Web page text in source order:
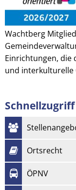
Wachtberg
Einrichtungen, die
und interkulturelle
Schnellzugriff
Ortsrecht
ÖPNV